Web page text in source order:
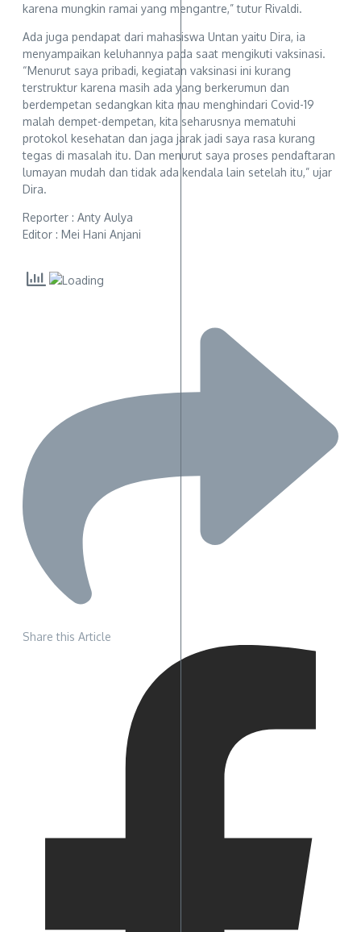
karena mungkin ramai yang mengantre,” tutur Rivaldi.
Ada juga pendapat dari mahasiswa Untan yaitu Dira, ia
menyampaikan keluhannya pada saat mengikuti vaksinasi.
“Menurut saya pribadi, kegiatan vaksinasi ini kurang
terstruktur karena masih ada yang berkerumun dan
berdempetan sedangkan kita mau menghindari Covid-19
malah dempet-dempetan, kita seharusnya mematuhi
protokol kesehatan dan jaga jarak jadi saya rasa kurang
tegas di masalah itu. Dan menurut saya proses pendaftaran
lumayan mudah dan tidak ada kendala lain setelah itu,” ujar
Dira.
Reporter : Anty Aulya
Editor : Mei Hani Anjani
Share this Article